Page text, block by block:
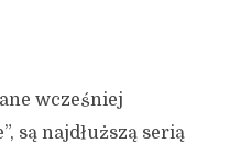
wcześniej
są najdłuższą serią